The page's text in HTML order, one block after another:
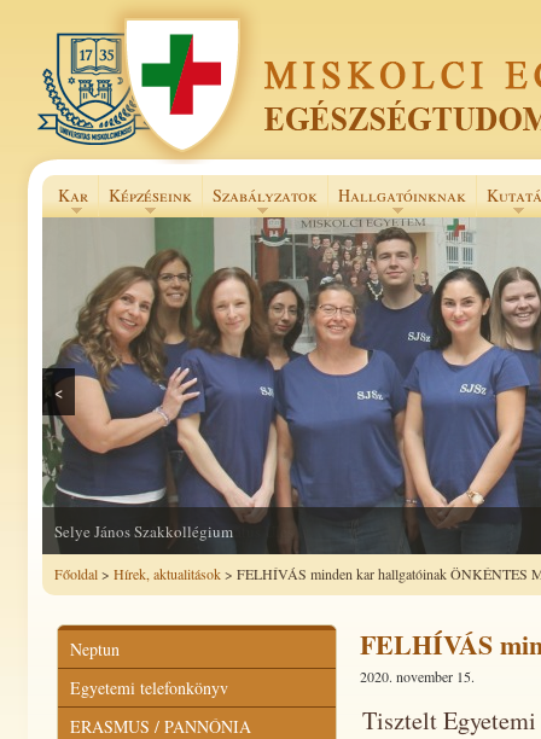
Kar Képzéseink Szabályzatok Hallgatóinknak
Selye János Szakkollégium
<
Főoldal> Hírek, aktualitások> FELHÍVÁS minden kar hallgatóinak ÖNKÉNTES
Neptun
Egyetemi telefonkönyv
ERASMUS / PANNÓNIA
FELHÍVÁS
2020. november 15.
Tisztelt